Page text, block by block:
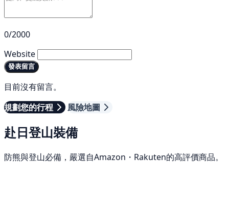
0/2000
Website
發表留言
目前沒有留言。
規劃您的行程
風險地圖
赴日登山裝備
防熊與登山必備，嚴選自Amazon・Rakuten的高評價商品。